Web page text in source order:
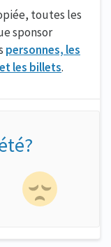
toutes les
sponsor
personnes, les
les billets.